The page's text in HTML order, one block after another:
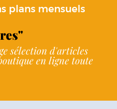
plans mensuels
sélection d'articles
en ligne toute